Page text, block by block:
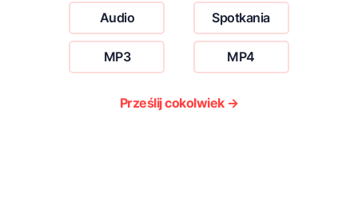
Audio Spotkania
MP3 MP4
Prześlij cokolwiek →